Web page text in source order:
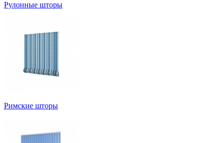
Рулонные шторы
Римские шторы